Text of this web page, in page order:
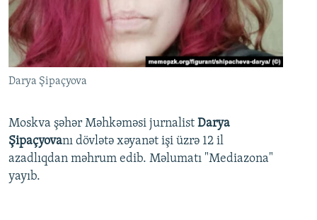
Darya Şipaçyova
Moskva şəhər Məhkəməsi jurnalist Darya
Şipaçyovanı dövlətə xəyanət işi üzrə 12 il
azadlıqdan məhrum edib. Məlumatı "Mediazona"
yayıb.